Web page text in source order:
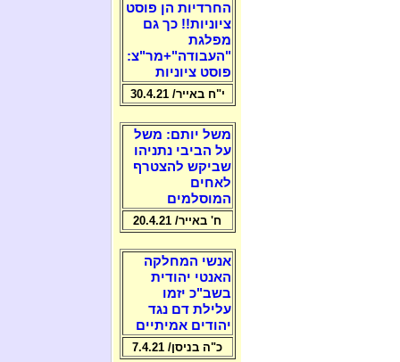
החרדיות הן פוסט
ציוניות!! כך גם
מפלגת
"העבודה"+מר"צ:
פוסט ציוניות
י"ח באייר/ 30.4.21
משל יותם: משל
על הביבי נתניהו
שביקש להצטרף
לאחים
המוסלמים
ח' באייר/ 20.4.21
אנשי המחלקה
האנטי יהודית
בשב"כ יזמו
עלילת דם נגד
יהודים אמיתיים
כ"ה בניסן/ 7.4.21